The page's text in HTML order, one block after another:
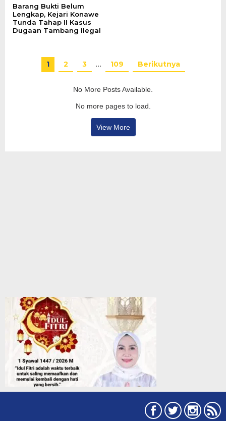
Barang Bukti Belum
Lengkap, Kejari Konawe
Tunda Tahap II Kasus
Dugaan Tambang Ilegal
1 2 3 … 109 Berikutnya
No More Posts Available.
No more pages to load.
View More